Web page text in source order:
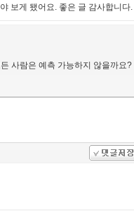
보게 됐어요. 좋은 글 감사합니다.
사람은 예측 가능하지 않을까요?